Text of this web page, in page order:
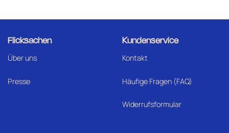
Flicksachen
Über uns
Presse
Kundenservice
Kontakt
Häufige Fragen (FAQ)
Widerrufsformular